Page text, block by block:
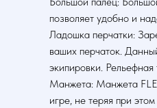
позволяет удобно и
Ладошка перчатки:
ваших перчаток.
экипировки.
Манжета: Манжета
игре, не теряя при